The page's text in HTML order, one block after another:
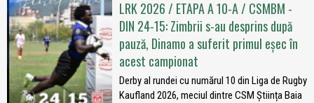
LRK 2026 / ETAPA A 10-A / CSMBM -
DIN 24-15: Zimbrii s-au desprins după
pauză, Dinamo a suferit primul eșec în
acest campionat
Derby al rundei cu numărul 10 din Liga de Rugby
Kaufland 2026, meciul dintre CSM Știința Baia